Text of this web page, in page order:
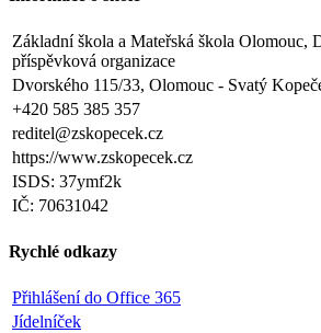
Základní škola a Mateřská škola Olomouc,
příspěvková organizace
Dvorského 115/33, Olomouc - Svatý
+420 585 385 357
reditel@zskopecek.cz
https://www.zskopecek.cz
ISDS: 37ymf2k
IČ: 70631042
Rychlé odkazy
Přihlášení do Office 365
Jídelníček